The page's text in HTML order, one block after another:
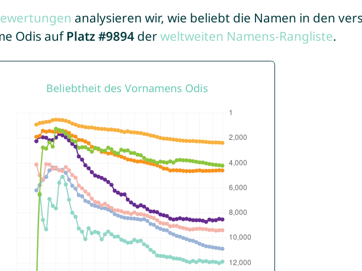
analysieren wir, wie beliebt die Namen in den
Odis auf Platz #9894derweltweiten Namens-Rangliste.